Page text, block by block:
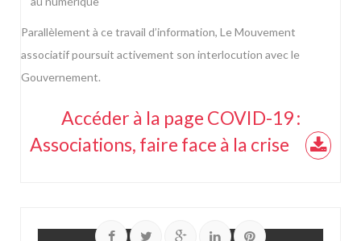
Parallèlement à ce travail d’information, Le Mouvement
associatif poursuit activement son interlocution avec le
Gouvernement.
Accéder à la page COVID-19 :
Associations, faire face à la crise